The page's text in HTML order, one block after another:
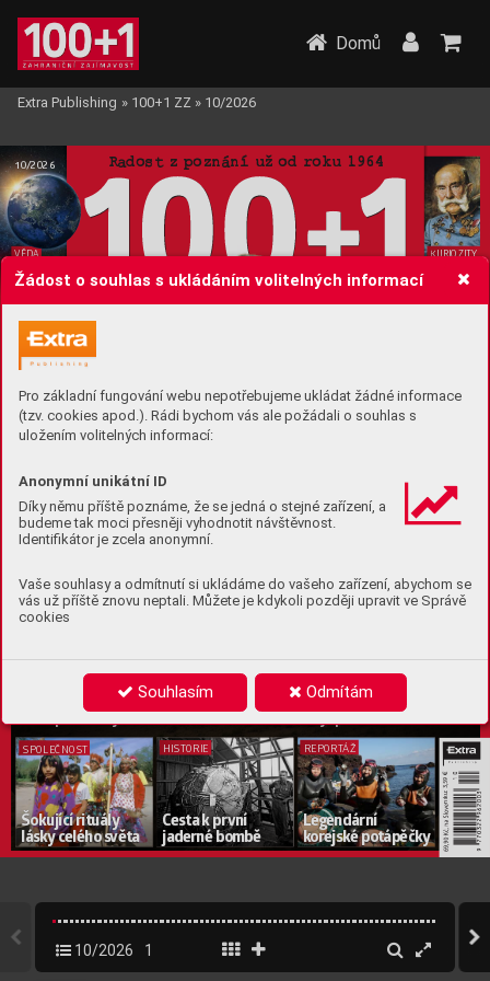
Žádost o souhlas s ukládáním volitelných informací
Pro základní fungování webu nepotřebujeme ukládat žádné informace
(tzv. cookies apod.). Rádi bychom vás ale požádali o souhlas s
uložením volitelných informací:
Anonymní unikátní ID
Díky němu příště poznáme, že se jedná o stejné zařízení, a
budeme tak moci přesněji vyhodnotit návštěvnost.
Identifikátor je zcela anonymní.
Vaše souhlasy a odmítnutí si ukládáme do vašeho zařízení, abychom se
vás už příště znovu neptali. Můžete je kdykoli později upravit ve Správě
cookies
Souhlasím Odmítám
Mýtus
alfa samců
Kde se vzala představa o vládě nejsilnějšího
10/2026
vousy
KURIOZITY
Utajené
infrazvuky
VĚDA
69,90 Kč
, na Slo
e
nsku: 3,59
€
vost je civilizační chor oba! Jak ji porazit?
Proč už neumíme spát?
REPORTÁŽ
Legendární
korejské potápěčky
SPOLEČNOST
Šokující rituály
lásky celého světa
HISTORIE
Cesta k první
jaderné bombě
Radost z poznání už od roku 1964
Domů
Extra Publishing » 100+1 ZZ » 10/2026
10/2026 1